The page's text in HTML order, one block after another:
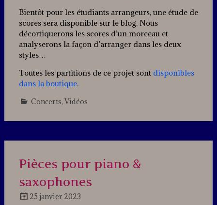
Bientôt pour les étudiants arrangeurs, une étude de
scores sera disponible sur le blog. Nous
décortiquerons les scores d’un morceau et
analyserons la façon d’arranger dans les deux
styles…
Toutes les partitions de ce projet sont disponibles
dans la boutique.
Concerts, Vidéos
a
Pièces pour piano &
saxophones
25 janvier 2023